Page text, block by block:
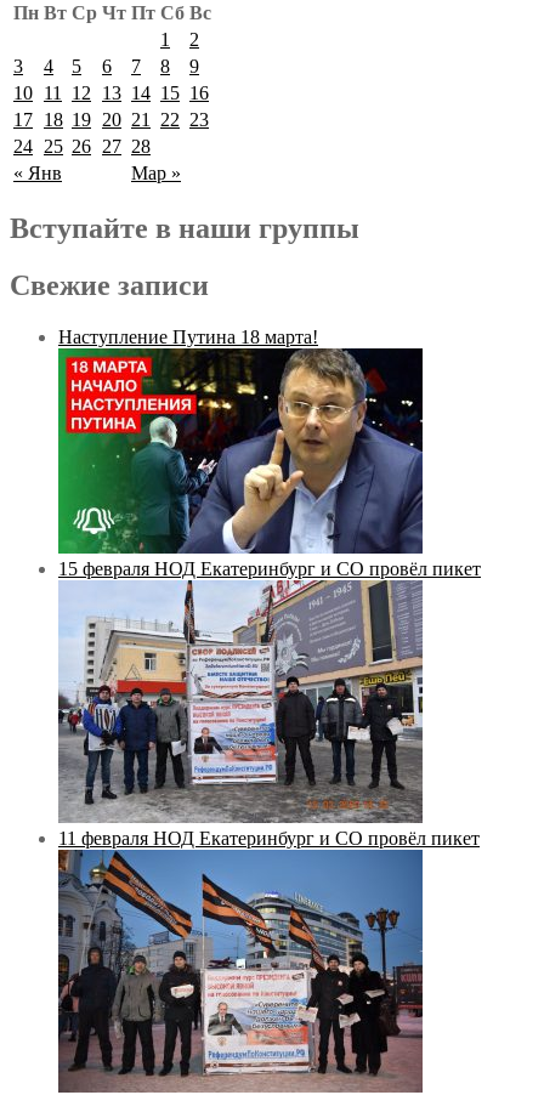
Пн Вт Ср Чт Пт Сб Вс
« Янв Мар »
1
2
3
4 5 6 7 8
9
10 11 12 13 14 15 16
17 18 19 20 21 22 23
24 25 26 27 28
Вступайте в наши группы
Свежие записи
Наступление Путина 18 марта!
15 февраля НОД Екатеринбург и СО провёл пикет
11 февраля НОД Екатеринбург и СО провёл пикет